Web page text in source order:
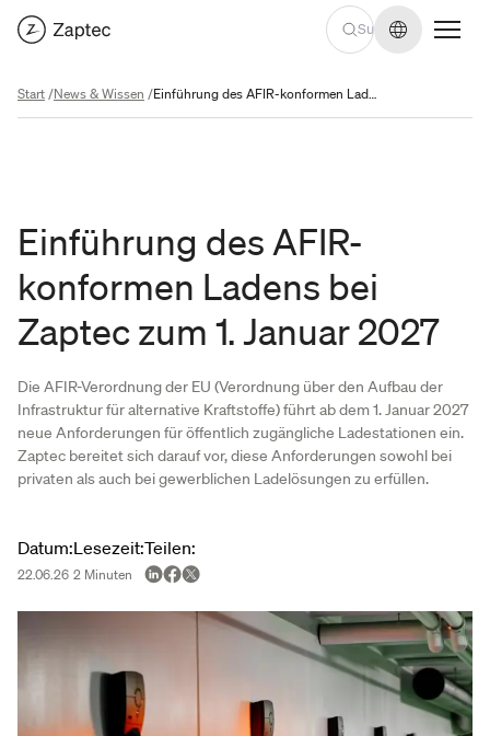
Sprache
Start/News & Wissen / Einführung des AFIR-konformen Ladens bei Zaptec zum 1. Januar 2027
Einführung des AFIR-
konformen Ladens bei
Zaptec zum 1. Januar 2027
Die AFIR-Verordnung der EU (Verordnung über den Aufbau der
Infrastruktur für alternative Kraftstoffe) führt ab dem 1. Januar 2027
neue Anforderungen für öffentlich zugängliche Ladestationen ein.
Zaptec bereitet sich darauf vor, diese Anforderungen sowohl bei
privaten als auch bei gewerblichen Ladelösungen zu erfüllen.
Article metadata
Datum:
22.06.26
Lesezeit:
2 Minuten
Teilen: